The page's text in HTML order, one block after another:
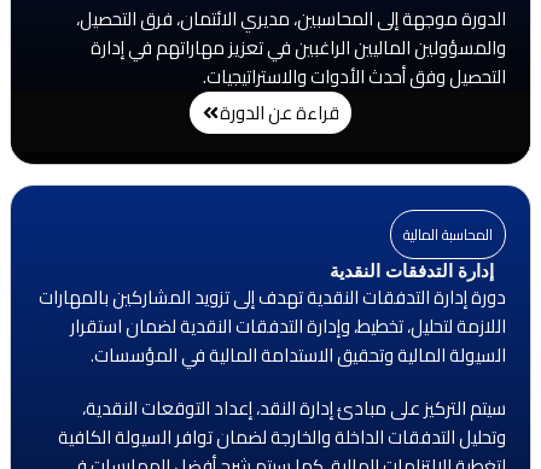
الدورة موجهة إلى المحاسبين، مديري الائتمان، فرق التحصيل،
والمسؤولين الماليين الراغبين في تعزيز مهاراتهم في إدارة
التحصيل وفق أحدث الأدوات والاستراتيجيات.
قراءة عن الدورة
المحاسبة المالية
إدارة التدفقات النقدية
دورة إدارة التدفقات النقدية تهدف إلى تزويد المشاركين بالمهارات
اللازمة لتحليل، تخطيط، وإدارة التدفقات النقدية لضمان استقرار
السيولة المالية وتحقيق الاستدامة المالية في المؤسسات.
سيتم التركيز على مبادئ إدارة النقد، إعداد التوقعات النقدية،
وتحليل التدفقات الداخلة والخارجة لضمان توافر السيولة الكافية